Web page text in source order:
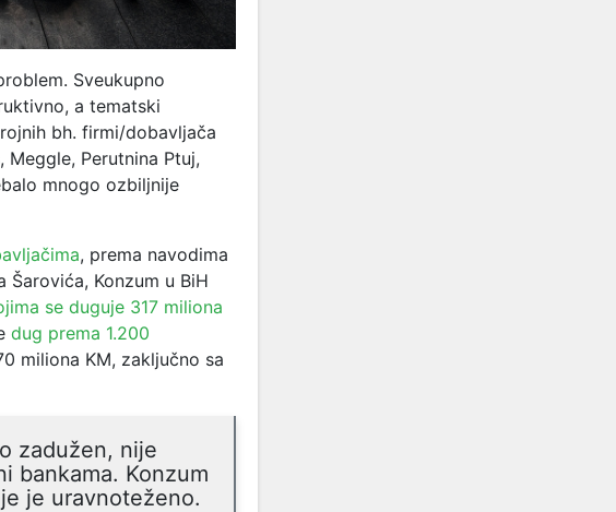
. Sveukupno
a tematski
bh. firmi/dobavljača
Perutnina Ptuj,
mnogo ozbiljnije
, prema navodima
Konzum u BiH
se duguje 317 miliona
dug prema 1.200
miliona KM, zaključno sa
zadužen, nije
bankama. Konzum
je uravnoteženo.